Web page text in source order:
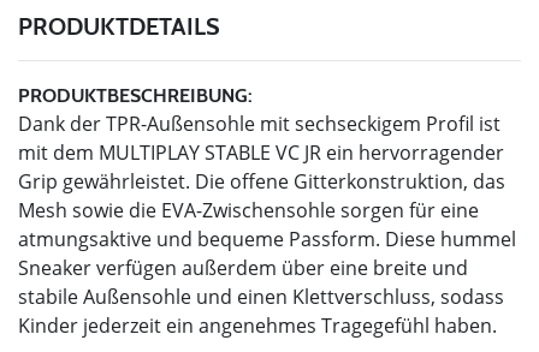
PRODUKTDETAILS
PRODUKTBESCHREIBUNG:
Dank der TPR-Außensohle mit sechseckigem Profil ist
mit dem MULTIPLAY STABLE VC JR ein hervorragender
Grip gewährleistet. Die offene Gitterkonstruktion, das
Mesh sowie die EVA-Zwischensohle sorgen für eine
atmungsaktive und bequeme Passform. Diese hummel
Sneaker verfügen außerdem über eine breite und
stabile Außensohle und einen Klettverschluss, sodass
Kinder jederzeit ein angenehmes Tragegefühl haben.